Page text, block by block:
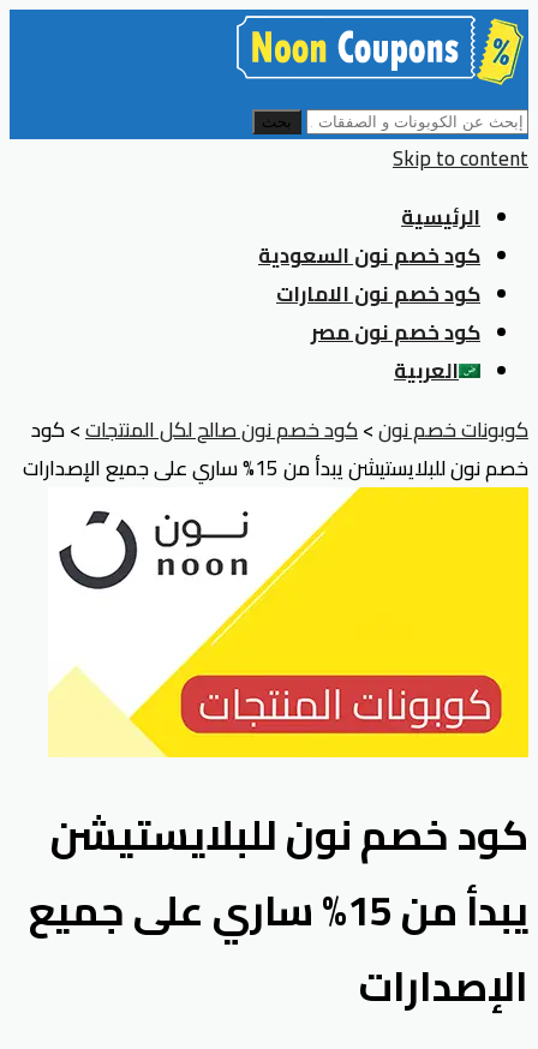
بحث
Skip to content
الرئيسية
كود خصم نون السعودية
كود خصم نون الامارات
كود خصم نون مصر
العربية
كوبونات خصم نون>كود خصم نون صالح لكل المنتجات>كود
خصم نون للبلايستيشن يبدأ من 15% ساري على جميع الإصدارات
كود خصم نون للبلايستيشن
يبدأ من 15% ساري على جميع
الإصدارات